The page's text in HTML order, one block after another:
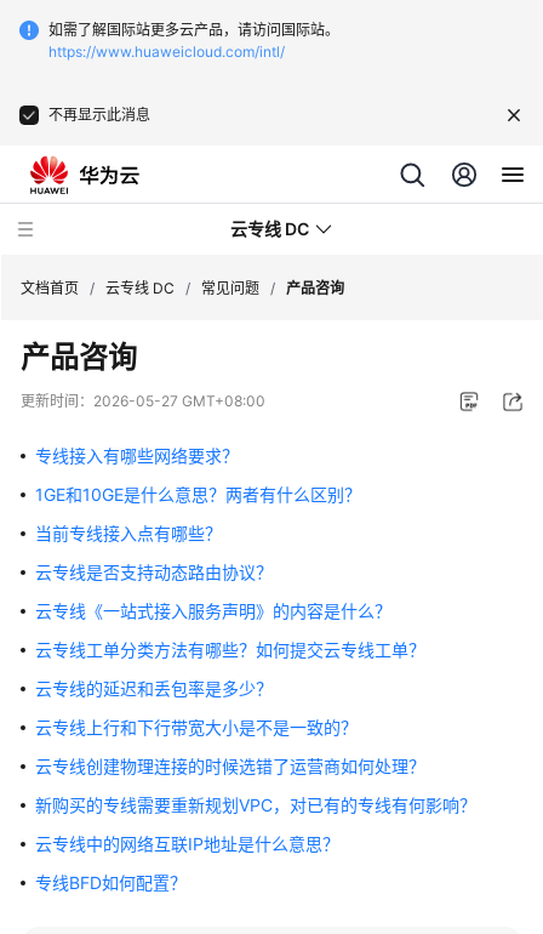
如需了解国际站更多云产品，请访问国际站。
https://www.huaweicloud.com/intl/
不再显示此消息
云专线 DC
最
新
态
服
务
告
品
介
绍
计
费
明
文档首页 / 云专线 DC / 常见问题 / 产品咨询
产品咨询
更新时间： 2026-05-27 GMT+08:00
专线接入有哪些网络要求？
1GE和10GE是什么意思？两者有什么区别？
当前专线接入点有哪些？
云专线是否支持动态路由协议？
云专线《一站式接入服务声明》的内容是什么？
云专线工单分类方法有哪些？如何提交云专线工单？
云专线的延迟和丢包率是多少？
云专线上行和下行带宽大小是不是一致的？
云专线创建物理连接的时候选错了运营商如何处理？
新购买的专线需要重新规划VPC，对已有的专线有何影响？
云专线中的网络互联IP地址是什么意思？
专线BFD如何配置？